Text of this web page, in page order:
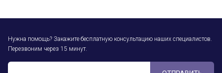
Нужна помощь? Закажите бесплатную консультацию наших специалистов.
Перезвоним через 15 минут.